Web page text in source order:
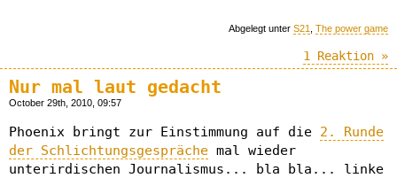
Abgelegt unter S21 The power game
1 Reaktion »
Nur mal laut gedacht
October 29th, 2010, 09:57
Phoenix bringt zur Einstimmung auf die 2. Runde
der Schlichtungsgespräche mal wieder
unterirdischen Journalismus... bla bla... linke